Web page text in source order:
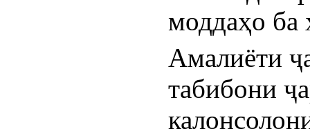
моддаҳо ба
Амалиёти
табибони